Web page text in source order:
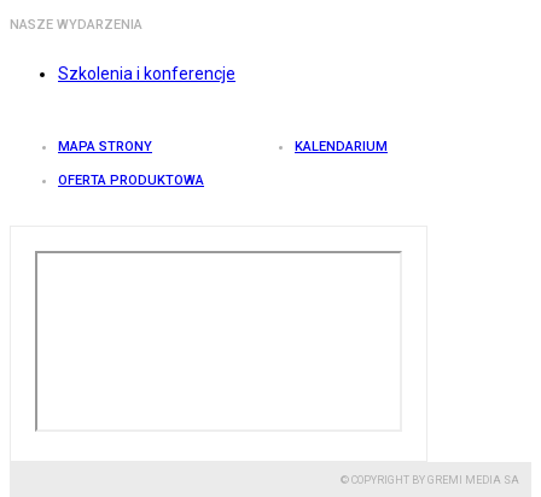
NASZE WYDARZENIA
Szkolenia i konferencje
MAPA STRONY KALENDARIUM
OFERTA PRODUKTOWA
© COPYRIGHT BY GREMI MEDIA SA